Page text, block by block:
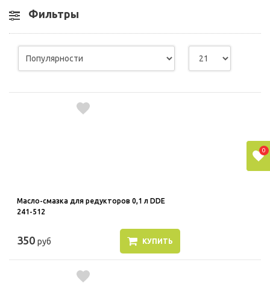
Фильтры
Масло-смазка для редукторов 0,1 л DDE
241-512
350 руб КУПИТЬ
0